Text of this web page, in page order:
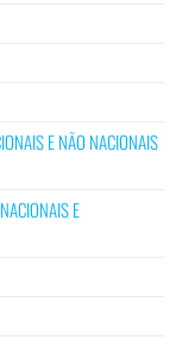
E NÃO NACIONAIS
E